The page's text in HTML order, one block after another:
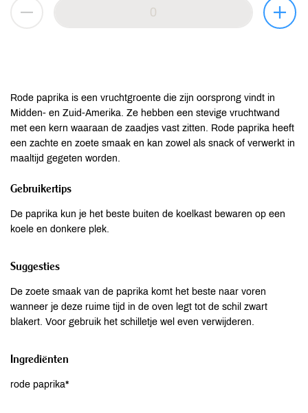
Rode paprika is een vruchtgroente die zijn oorsprong vindt in
Midden- en Zuid-Amerika. Ze hebben een stevige vruchtwand
met een kern waaraan de zaadjes vast zitten. Rode paprika heeft
een zachte en zoete smaak en kan zowel als snack of verwerkt in
maaltijd gegeten worden.
Gebruikertips
De paprika kun je het beste buiten de koelkast bewaren op een
koele en donkere plek.
Suggesties
De zoete smaak van de paprika komt het beste naar voren
wanneer je deze ruime tijd in de oven legt tot de schil zwart
blakert. Voor gebruik het schilletje wel even verwijderen.
Ingrediënten
rode paprika*